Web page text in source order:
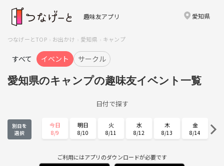
趣味友アプリ 愛知県
つなげーとTOP お出かけ 愛知県 キャンプ
すべて イベント サークル
愛知県のキャンプの趣味友イベント一覧
日付で探す
別日を
選択
今日
8/9
明日
8/10
火
8/11
水
8/12
木
8/13
金
8/14
8/15 8/16 8/17 8/18 8/19
ご利用にはアプリのダウンロードが必要です